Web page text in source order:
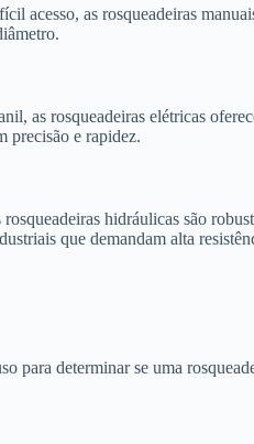
acesso, as rosqueadeiras
as rosqueadeiras elétricas
precisão e rapidez.
hidráulicas são
que demandam alta
para determinar se uma